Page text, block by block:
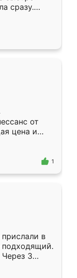
сразу.
к
Собрали
даже
от
цена и
1
в
подходящий.
3